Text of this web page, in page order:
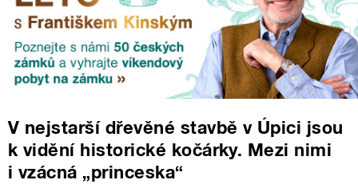
V nejstarší dřevěné stavbě v Úpici jsou
k vidění historické kočárky. Mezi nimi
i vzácná „princeska“